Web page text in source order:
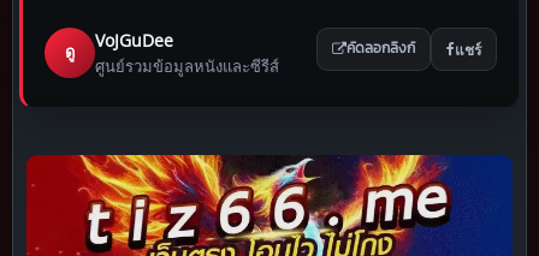
ดู
VoJGuDee
ศูนย์รวมข้อมูลหนังและซีรีส์
คัดลอกลิงก์ แชร์